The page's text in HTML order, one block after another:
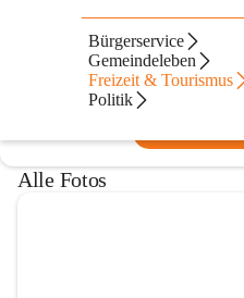
Bürgerservice
Gemeindeleben
Freizeit & Tourismus
Politik
@musikverein-
Musikverein
Alle Fotos